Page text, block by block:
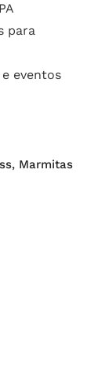
para
eventos
, Marmitas